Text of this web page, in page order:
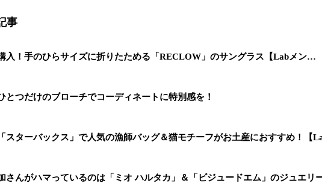
事
入！手のひらサイズに折りたためる「RECLOW」のサングラス【Labメン…
とつだけのブローチでコーディネートに特別感を！
スターバックス」で人気の漁師バッグ＆猫モチーフがお土産におすすめ！【
さんがハマっているのは「ミオ ハルタカ」＆「ビジュードエム」のジュエリ